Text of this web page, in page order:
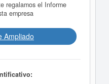
regalamos el Informe
empresa
Ampliado